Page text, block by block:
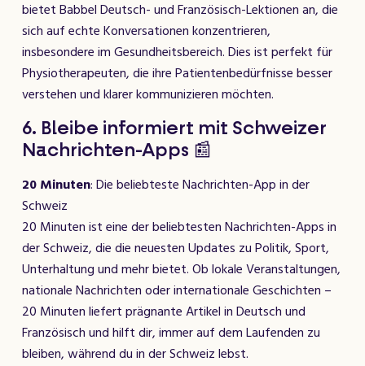
bietet Babbel Deutsch- und Französisch-Lektionen an, die
sich auf echte Konversationen konzentrieren,
insbesondere im Gesundheitsbereich. Dies ist perfekt für
Physiotherapeuten, die ihre Patientenbedürfnisse besser
verstehen und klarer kommunizieren möchten.
6. Bleibe informiert mit Schweizer
Nachrichten-Apps 📰
20 Minuten: Die beliebteste Nachrichten-App in der
Schweiz
20 Minuten ist eine der beliebtesten Nachrichten-Apps in
der Schweiz, die die neuesten Updates zu Politik, Sport,
Unterhaltung und mehr bietet. Ob lokale Veranstaltungen,
nationale Nachrichten oder internationale Geschichten –
20 Minuten liefert prägnante Artikel in Deutsch und
Französisch und hilft dir, immer auf dem Laufenden zu
bleiben, während du in der Schweiz lebst.